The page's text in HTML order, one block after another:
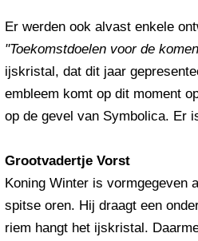
Er werden ook alvast enkele
"Toekomstdoelen voor de
ijskristal, dat dit jaar
embleem komt op dit moment
op de gevel van Symbolica. Er
Grootvadertje Vorst
Koning Winter is vormgegeven
spitse oren. Hij draagt een
riem hangt het ijskristal.